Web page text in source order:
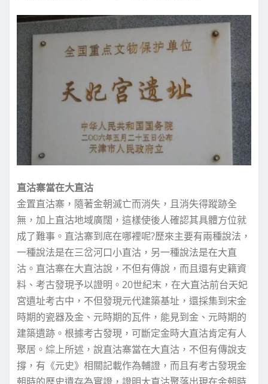
直沽寨當在大直沽
金置直沽寨，隨著金朝滅亡而消失，且消失得蹤跡全
無，加上直沽地域廣闊，這樣使後人確認其具體方位就
成了難事。直沽寨到底在哪裡呢?歷來主要有兩種說法，
一種說法是在三岔河口小直沽，另一種說法是在大直
沽。直沽寨在大直沽說，不但有傳說，而且還有史籍資
料、考古發現予以證明。20世紀末，在大直沽前台天妃
宮遺址考古中，不但發現元代建築基址，還採集到宋金
時期的瓷器及金、元時期的瓦件，能見到金、元時期的
建築遺跡。根據考古發現，可斷定金時大直沽肯定有人
聚居。綜上所述，說直沽寨當在大直沽，不但有傳說支
撐，有《元史》相關記載作為輔證，而且有考古發現金